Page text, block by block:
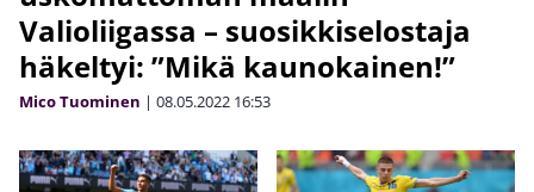
Valioliigassa – suosikkiselostaja
häkeltyi: ”Mikä kaunokainen!”
Mico Tuominen | 08.05.2022 16:53